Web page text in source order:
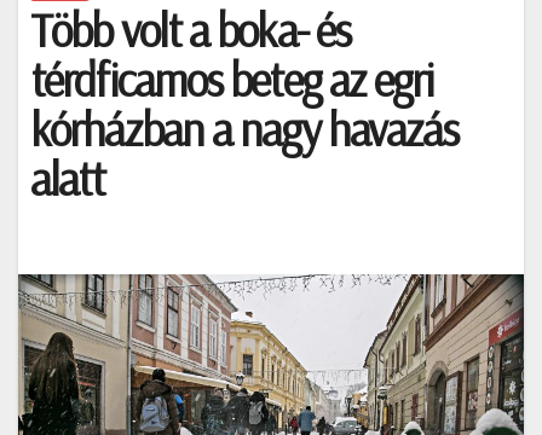
Több volt a boka- és
térdficamos beteg az egri
kórházban a nagy havazás
alatt